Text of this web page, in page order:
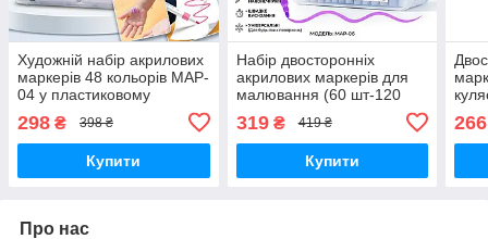
Художній набір акрилових
маркерів 48 кольорів MAP-
04 у пластиковому
масштабної творчості
298 ₴ 398 ₴
Купити
Набір двосторонніх
акрилових маркерів для
малювання (60 шт-120
кольору) Acrylic (MAP-06)
у прозорому боксі. Дитячі
маркери
319₴ 419 ₴
Купити
266
Про нас